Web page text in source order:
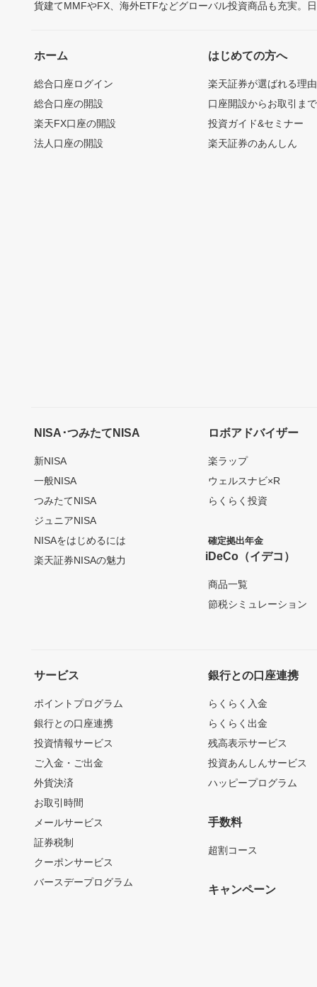
貨建てMMFやFX、海外ETFなどグローバル投資商品も充実。
ホーム
総合口座ログイン
総合口座の開設
楽天FX口座の開設
法人口座の開設
はじめての方へ
楽天証券が選ばれる理由
口座開設からお取引ま
投資ガイド&セミナー
楽天証券のあんしん
NISA･つみたてNISA
新NISA
一般NISA
つみたてNISA
ジュニアNISA
NISAをはじめるには
楽天証券NISAの魅力
ロボアドバイザー
楽ラップ
ウェルスナビ×R
らくらく投資
確定拠出年金
iDeCo（イデコ）
商品一覧
節税シミュレーション
サービス
ポイントプログラム
銀行との口座連携
投資情報サービス
ご入金・ご出金
外貨決済
お取引時間
メールサービス
証券税制
クーポンサービス
バースデープログラム
銀行との口座連携
らくらく入金
らくらく出金
残高表示サービス
投資あんしんサービス
ハッピープログラム
手数料
超割コース
キャンペーン